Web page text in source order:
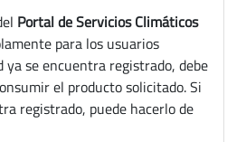
Portal de Servicios Climáticos
para los usuarios
ya se encuentra registrado, debe
el producto solicitado. Si
registrado, puede hacerlo de